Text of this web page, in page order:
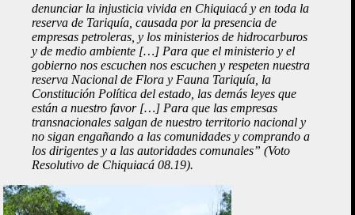
denunciar la injusticia vivida en Chiquiacá y en toda la
reserva de Tariquía, causada por la presencia de
empresas petroleras, y los ministerios de hidrocarburos
y de medio ambiente […] Para que el ministerio y el
gobierno nos escuchen nos escuchen y respeten nuestra
reserva Nacional de Flora y Fauna Tariquía, la
Constitución Política del estado, las demás leyes que
están a nuestro favor […] Para que las empresas
transnacionales salgan de nuestro territorio nacional y
no sigan engañando a las comunidades y comprando a
los dirigentes y a las autoridades comunales” (Voto
Resolutivo de Chiquiacá 08.19).